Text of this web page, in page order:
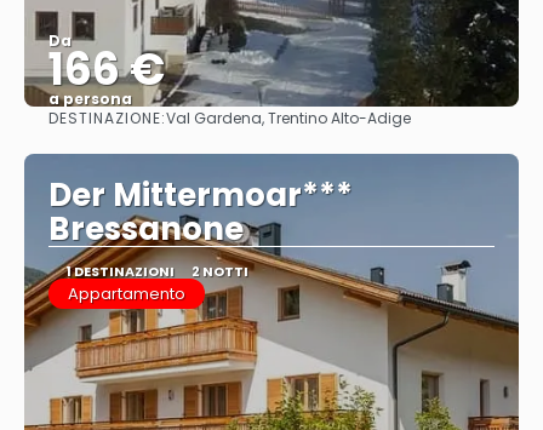
Da
166 €
a persona
Vedere
DESTINAZIONE:Val Gardena, Trentino Alto-Adige
Der Mittermoar***
Bressanone
1 DESTINAZIONI 2 NOTTI
Appartamento